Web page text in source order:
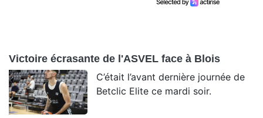
Victoire écrasante de l'ASVEL face à Blois
C’était l’avant dernière journée de
Betclic Elite ce mardi soir.